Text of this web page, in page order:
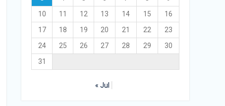
10
11 12 13 14 15
16
17
18 19 20 21 22
23
24
25 26 27 28 29
30
31
« Jul